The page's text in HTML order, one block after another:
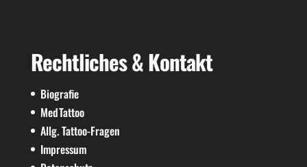
Rechtliches & Kontakt
Biografie
MedTattoo
Allg. Tattoo-Fragen
Impressum